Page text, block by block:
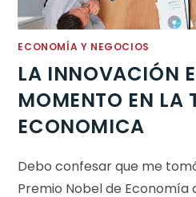
ECONOMÍA Y NEGOCIOS
LA INNOVACIÓN
MOMENTO EN LA
ECONOMICA
Debo confesar que me
Premio Nobel de Economía